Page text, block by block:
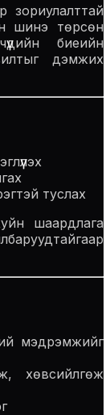
зориулалттай
шинэ төрсөн
биеийн
дэмжих
туслах
шаардлага
мэдрэмжийг
хөвсийлгөж